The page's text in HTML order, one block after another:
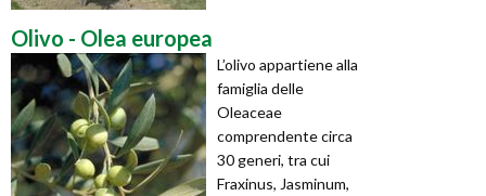
Olivo - Olea europea
L’olivo appartiene alla
famiglia delle
Oleaceae
comprendente circa
30 generi, tra cui
Fraxinus, Jasminum,